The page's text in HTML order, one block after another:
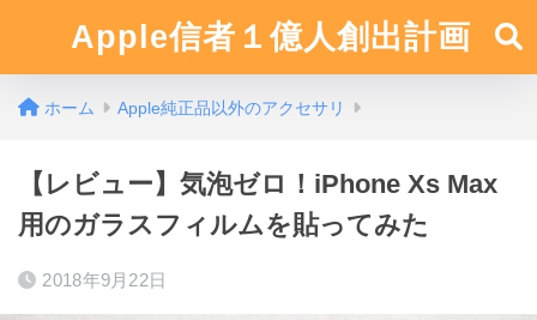
Apple信者１億人創出計画
ホーム Apple純正品以外のアクセサリ
【レビュー】気泡ゼロ！iPhone Xs Max
用のガラスフィルムを貼ってみた
2018年9月22日